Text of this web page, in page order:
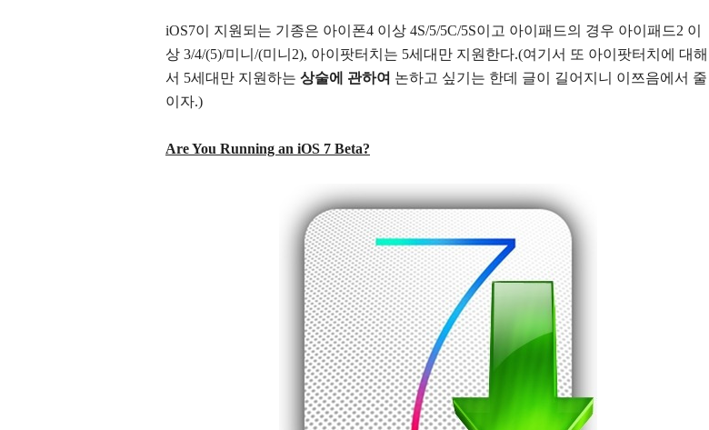
iOS7이 지원되는 기종은 아이폰4 이상 4S/5/5C/5S이고 아이패드의 경우 아이패드2 이
상 3/4/(5)/미니/(미니2), 아이팟터치는 5세대만 지원한다.(여기서 또 아이팟터치에 대해
서 5세대만 지원하는 상술에 관하여 논하고 싶기는 한데 글이 길어지니 이쯔음에서 줄
이자.)
Are You Running an iOS 7 Beta?